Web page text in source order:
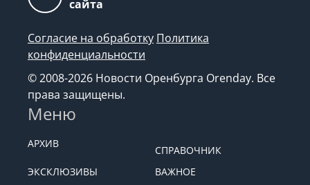
сайта
Согласие на обработку Политика
конфиденциальности
© 2008-2026 Новости Оренбурга Orenday. Все
права защищены.
Меню
АРХИВ
СПРАВОЧНИК
ЭКСКЛЮЗИВЫ
ВАЖНОЕ